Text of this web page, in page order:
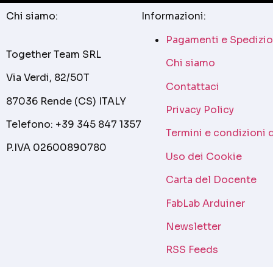
Chi siamo:
Together Team SRL
Via Verdi, 82/50T
87036 Rende (CS) ITALY
Telefono: +39 345 847 1357
P.IVA 02600890780
Informazioni:
Pagamenti e
Chi siamo
Contattaci
Privacy Policy
Termini e condizioni
Uso dei Cookie
Carta del Docente
FabLab Arduiner
Newsletter
RSS Feeds